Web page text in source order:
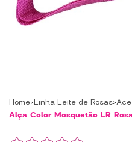
Home Linha Leite de Rosas
Alça Color Mosquetão LR